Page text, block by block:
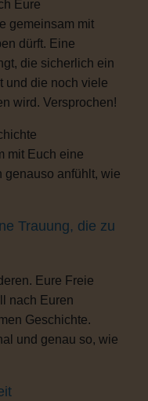
Eure
gemeinsam mit
dürft. Eine
die sicherlich ein
und die noch viele
wird. Versprochen!
mit Euch eine
genauso anfühlt, wie
Trauung, die zu
Eure Freie
nach Euren
Geschichte.
und genau so, wie